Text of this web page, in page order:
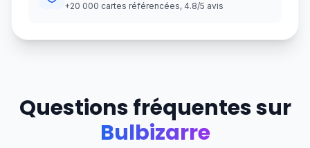
+20 000 cartes référencées, 4.8/5 avis
Questions fréquentes sur
Bulbizarre